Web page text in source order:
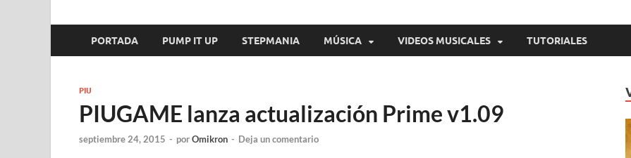
FIRE GAME
PORTADA PUMP IT UP STEPMANIA MÚSICA VIDEOS MUSICALES TUTORIALES
PIU
PIUGAME lanza actualización Prime v1.09
septiembre 24, 2015 - porOmikron - Deja un comentario